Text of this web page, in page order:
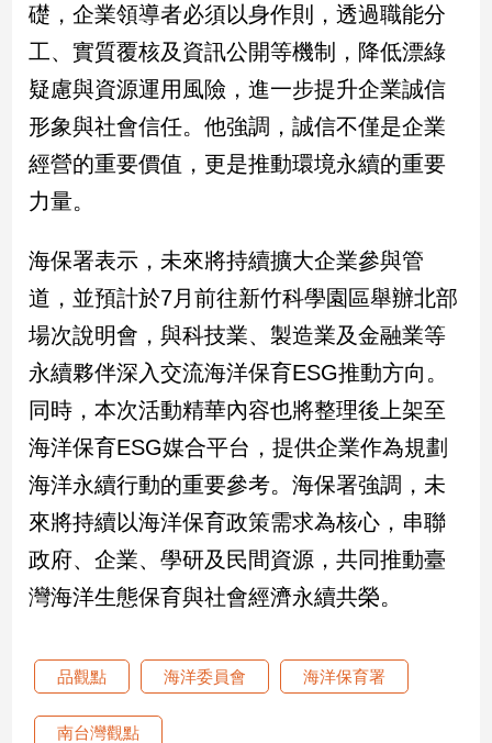
礎，企業領導者必須以身作則，透過職能分
工、實質覆核及資訊公開等機制，降低漂綠
疑慮與資源運用風險，進一步提升企業誠信
形象與社會信任。他強調，誠信不僅是企業
經營的重要價值，更是推動環境永續的重要
力量。
海保署表示，未來將持續擴大企業參與管
道，並預計於7月前往新竹科學園區舉辦北部
場次說明會，與科技業、製造業及金融業等
永續夥伴深入交流海洋保育ESG推動方向。
同時，本次活動精華內容也將整理後上架至
海洋保育ESG媒合平台，提供企業作為規劃
海洋永續行動的重要參考。海保署強調，未
來將持續以海洋保育政策需求為核心，串聯
政府、企業、學研及民間資源，共同推動臺
灣海洋生態保育與社會經濟永續共榮。
品觀點 海洋委員會 海洋保育署
南台灣觀點